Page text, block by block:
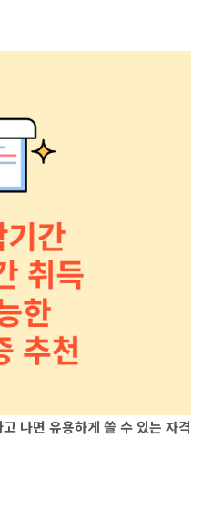
나면 유용하게 쓸 수 있는 자격